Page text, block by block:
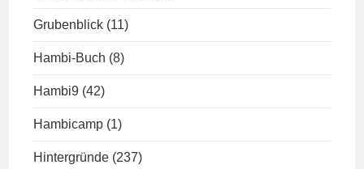
Grubenblick (11)
Hambi-Buch (8)
Hambi9 (42)
Hambicamp (1)
Hintergründe (237)